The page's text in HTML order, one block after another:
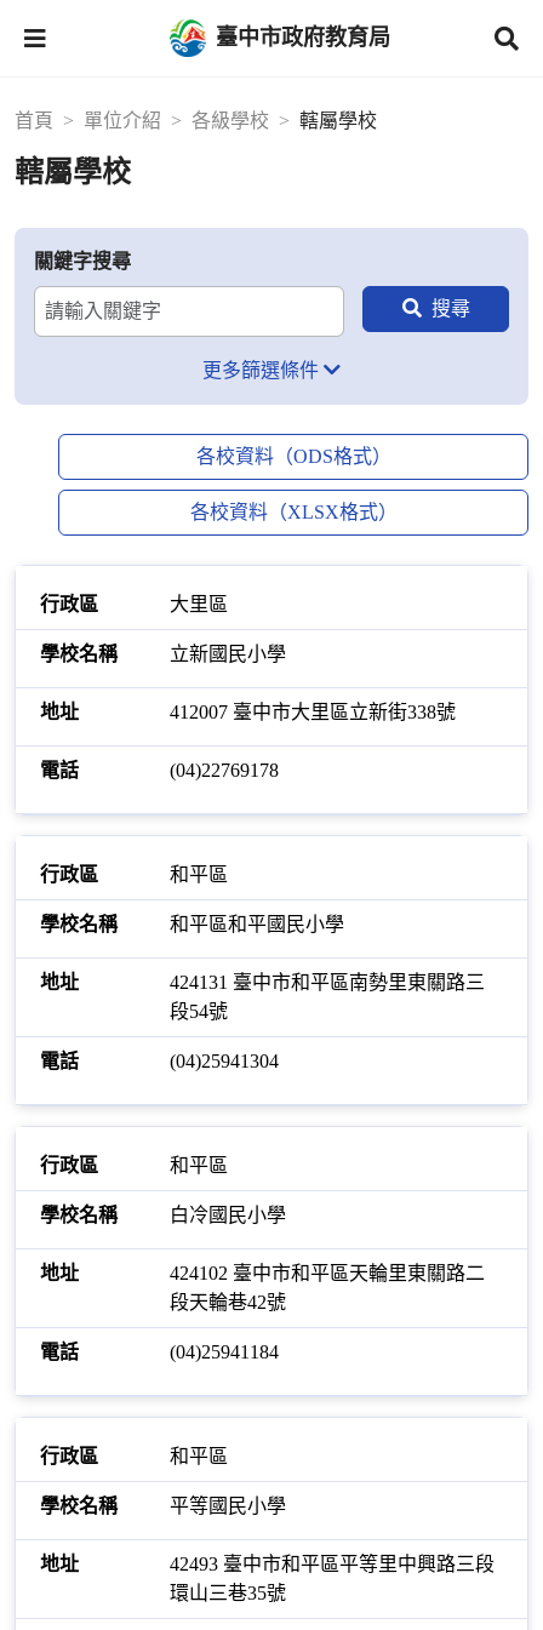
臺中市政府教育局
首頁 單位介紹 各級學校 轄屬學校
轄屬學校
關鍵字搜尋
更多篩選條件
各校資料（ODS格式）
各校資料（XLSX格式）
大里區
立新國民小學
412007 臺中市大里區立新街338號
(04)22769178
和平區
和平區和平國民小學
424131 臺中市和平區南勢里東關路三
段54號
(04)25941304
和平區
白冷國民小學
424102 臺中市和平區天輪里東關路二
段天輪巷42號
(04)25941184
和平區
平等國民小學
42493 臺中市和平區平等里中興路三段
環山三巷35號